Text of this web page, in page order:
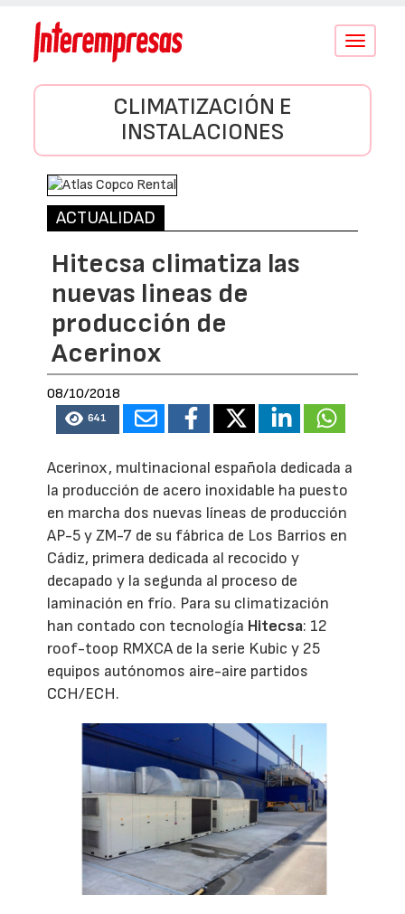
Conmutar
CLIMATIZACIÓN E
INSTALACIONES
ACTUALIDAD
Hitecsa climatiza las
nuevas lineas de
producción de
Acerinox
08/10/2018
641
Acerinox, multinacional española dedicada a
la producción de acero inoxidable ha puesto
en marcha dos nuevas líneas de producción
AP-5 y ZM-7 de su fábrica de Los Barrios en
Cádiz, primera dedicada al recocido y
decapado y la segunda al proceso de
laminación en frío. Para su climatización
han contado con tecnología Hitecsa: 12
roof-toop RMXCA de la serie Kubic y 25
equipos autónomos aire-aire partidos
CCH/ECH.